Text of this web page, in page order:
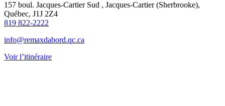
157 boul. Jacques-Cartier Sud , Jacques-Cartier (Sherbrooke),
Québec, J1J 2Z4
819 822-2222
info@remaxdabord.qc.ca
Voir l’itinéraire